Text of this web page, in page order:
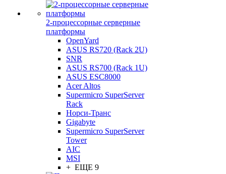
2-процессорные серверные
платформы
OpenYard
ASUS RS720 (Rack 2U)
SNR
ASUS RS700 (Rack 1U)
ASUS ESC8000
Acer Altos
Supermicro SuperServer
Rack
Норси-Транс
Gigabyte
Supermicro SuperServer
Tower
AIC
MSI
+ ЕЩЕ 9